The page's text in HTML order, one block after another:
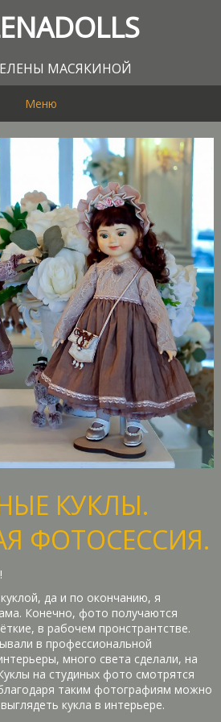
МАСЯКИНОЙ
Меню
КУКЛЫ.
ФОТОСЕССИЯ.
да и по окончанию, я
Конечно, фото получаются
в рабочем пронстрантстве.
в профессиональной
много света сделали, на
на студиных фото смотрятся
таким фотографиям можно
кукла в интерьере.